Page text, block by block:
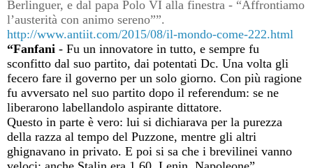
Berlinguer, e dal papa Polo VI alla finestra - “Affrontiamo
l’austerità con animo sereno””.
http://www.antiit.com/2015/08/il-mondo-come-222.html
“Fanfani - Fu un innovatore in tutto, e sempre fu
sconfitto dal suo partito, dai potentati Dc. Una volta gli
fecero fare il governo per un solo giorno. Con più ragione
fu avversato nel suo partito dopo il referendum: se ne
liberarono labellandolo aspirante dittatore.
Questo in parte è vero: lui si dichiarava per la purezza
della razza al tempo del Puzzone, mentre gli altri
ghignavano in privato. E poi si sa che i brevilinei vanno